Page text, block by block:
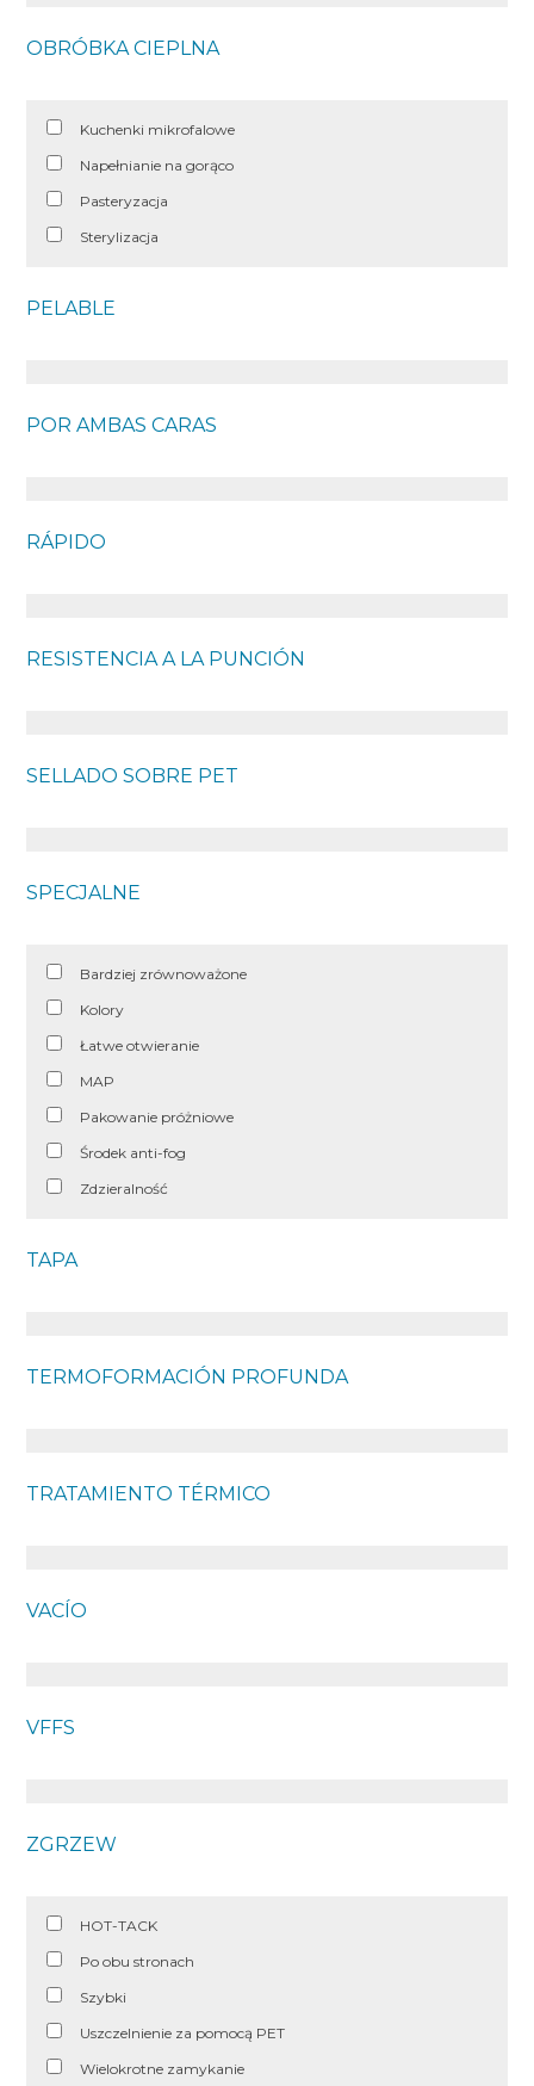
OBRÓBKA CIEPLNA
Kuchenki mikrofalowe
Napełnianie na gorąco
Pasteryzacja
Sterylizacja
PELABLE
POR AMBAS CARAS
RÁPIDO
RESISTENCIA A LA PUNCIÓN
SELLADO SOBRE PET
SPECJALNE
Bardziej zrównoważone
Kolory
Łatwe otwieranie
MAP
Pakowanie próżniowe
Środek anti-fog
Zdzieralność
TAPA
TERMOFORMACIÓN PROFUNDA
TRATAMIENTO TÉRMICO
VACÍO
VFFS
ZGRZEW
HOT-TACK
Po obu stronach
Szybki
Uszczelnienie za pomocą PET
Wielokrotne zamykanie